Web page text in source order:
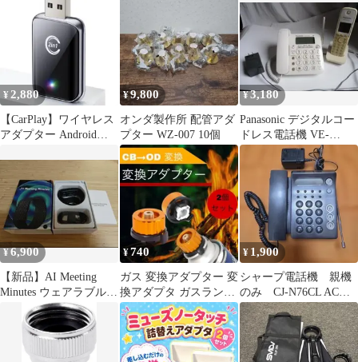
テナケーブル
ト 3m
¥2,880
【CarPlay】ワイヤレス
アダプター Android
¥9,800
オンダ製作所 配管アダ
プター WZ-007 10個
¥3,180
Panasonic デジタルコー
ドレス電話機 VE-
GD23-W
¥6,900
【新品】AI Meeting
Minutes ウェアラブルボ
イスレコーダー 本体
¥740
ガス 変換アダプター 変
換アダプタ ガスランタ
ン cb缶 od缶 ランタ
ン k
¥ 1,900
シャープ電話機 親機
のみ CJ-N76CL ACア
ダプター付 ブラッ
ク シンプル